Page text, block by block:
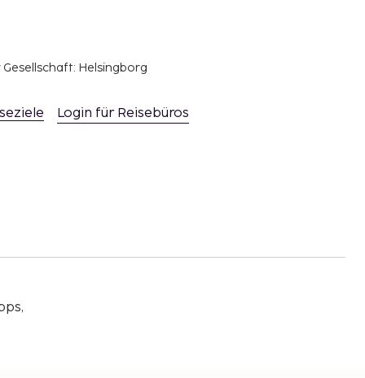
Gesellschaft: Helsingborg
Login für Reisebüros